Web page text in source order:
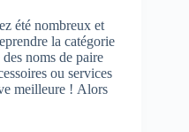
été nombreux et
la catégorie
noms de paire
ou services
meilleure ! Alors